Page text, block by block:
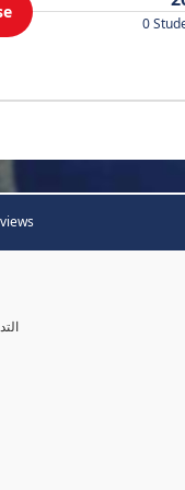
0